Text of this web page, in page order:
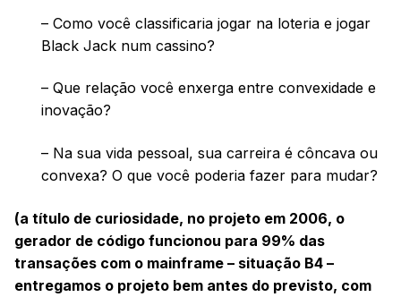
– Como você classificaria jogar na loteria e jogar
Black Jack num cassino?
– Que relação você enxerga entre convexidade e
inovação?
– Na sua vida pessoal, sua carreira é côncava ou
convexa? O que você poderia fazer para mudar?
(a título de curiosidade, no projeto em 2006, o
gerador de código funcionou para 99% das
transações com o mainframe – situação B4 –
entregamos o projeto bem antes do previsto, com